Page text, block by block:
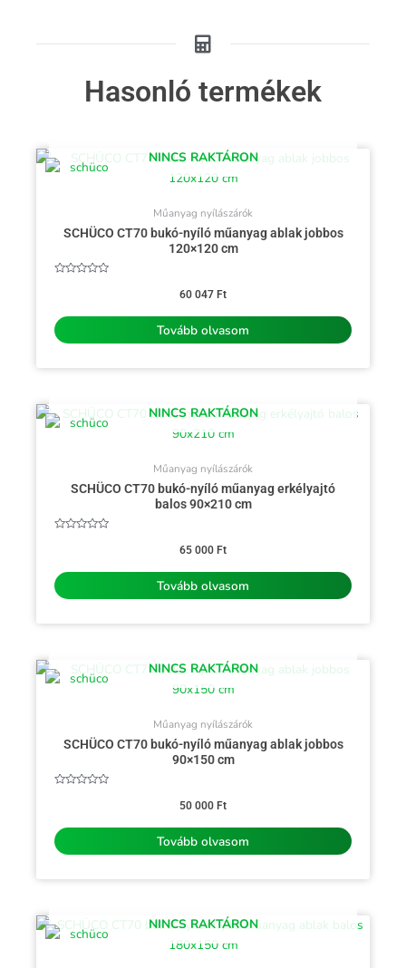
Hasonló termékek
NINCS RAKTÁRON
Műanyag nyílászárók
SCHÜCO CT70 bukó-nyíló műanyag ablak jobbos
120×120 cm
60 047 Ft
Tovább olvasom
NINCS RAKTÁRON
Műanyag nyílászárók
SCHÜCO CT70 bukó-nyíló műanyag erkélyajtó
balos 90×210 cm
65 000 Ft
Tovább olvasom
NINCS RAKTÁRON
Műanyag nyílászárók
SCHÜCO CT70 bukó-nyíló műanyag ablak jobbos
90×150 cm
50 000 Ft
Tovább olvasom
NINCS RAKTÁRON